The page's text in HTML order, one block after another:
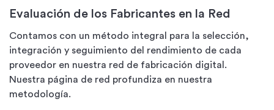
Evaluación de los Fabricantes en la Red
Contamos con un método integral para la selección,
integración y seguimiento del rendimiento de cada
proveedor en nuestra red de fabricación digital.
Nuestra página de red profundiza en nuestra
metodología.